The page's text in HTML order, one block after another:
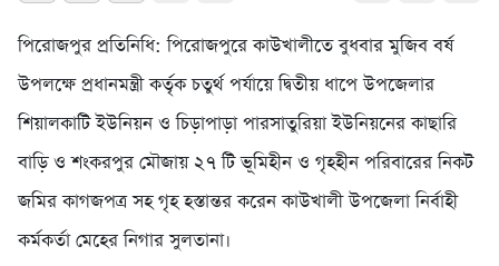
পিরোজপুর প্রতিনিধি: পিরোজপুরে কাউখালীতে বুধবার মুজিব বর্ষ
উপলক্ষে প্রধানমন্ত্রী কর্তৃক চতুর্থ পর্যায়ে দ্বিতীয় ধাপে উপজেলার
শিয়ালকাটি ইউনিয়ন ও চিড়াপাড়া পারসাতুরিয়া ইউনিয়নের কাছারি
বাড়ি ও শংকরপুর মৌজায় ২৭ টি ভূমিহীন ও গৃহহীন পরিবারের নিকট
জমির কাগজপত্র সহ গৃহ হস্তান্তর করেন কাউখালী উপজেলা নির্বাহী
কর্মকর্তা মেহের নিগার সুলতানা।